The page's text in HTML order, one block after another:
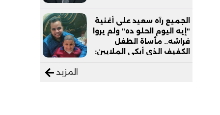
الجميع رآه سعيد على أغنية
"إيه اليوم الحلو ده" ولم يروا
فراشه.. مأساة الطفل
الكفيف الذي أبكى الملايين:
المزيد